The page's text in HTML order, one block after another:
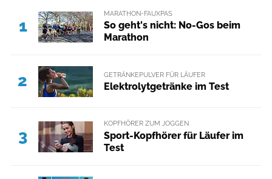
1
MARATHON-FAUXPAS
So geht's nicht: No-Gos beim
Marathon
2 GETRÄNKEPULVER FÜR LÄUFER
Elektrolytgetränke im Test
3
KOPFHÖRER ZUM JOGGEN
Sport-Kopfhörer für Läufer im
Test